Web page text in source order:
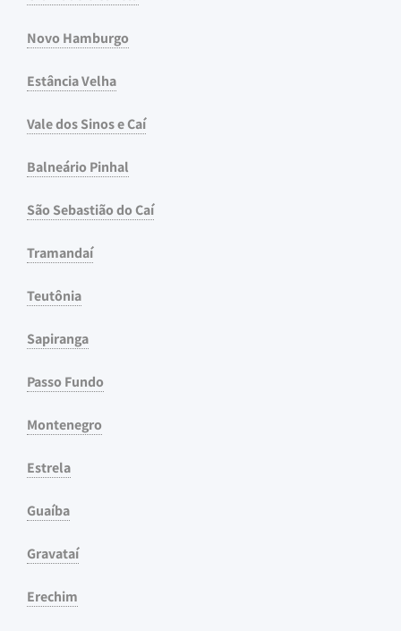
Novo Hamburgo
Estância Velha
Vale dos Sinos e Caí
Balneário Pinhal
São Sebastião do Caí
Tramandaí
Teutônia
Sapiranga
Passo Fundo
Montenegro
Estrela
Guaíba
Gravataí
Erechim